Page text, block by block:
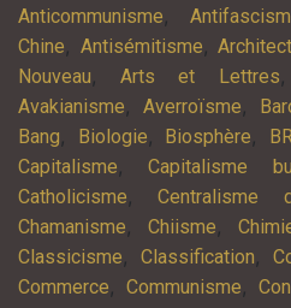
Anticommunisme,
Chine, Antisémitisme,
Nouveau,Arts et Lettres
Avakianisme,Averroïsme,
Bang, Biologie, Biosphère,
Capitalisme,Capitalisme
Catholicisme,Centralisme
Chamanisme, Chiisme,
Classicisme, Classification,
Commerce, Communisme,